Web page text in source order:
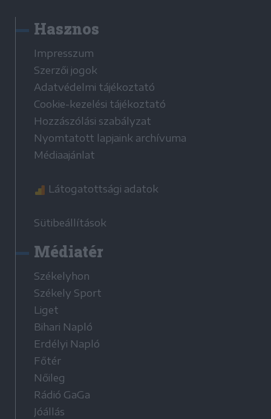
Hasznos
Impresszum
Szerzői jogok
Adatvédelmi tájékoztató
Cookie-kezelési tájékoztató
Hozzászólási szabályzat
Nyomtatott lapjaink archívuma
Médiaajánlat
Látogatottsági adatok
Sütibeállítások
Médiatér
Székelyhon
Székely Sport
Liget
Bihari Napló
Erdélyi Napló
Főtér
Nőileg
Rádió GaGa
Jóállás